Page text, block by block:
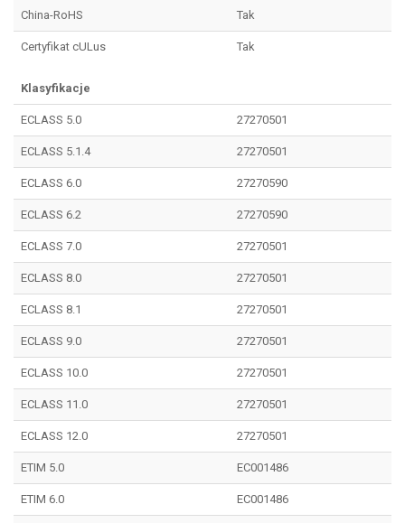
China-RoHS Tak
Certyfikat cULus Tak
Klasyfikacje
ECLASS 5.0 27270501
ECLASS 5.1.4 27270501
ECLASS 6.0 27270590
ECLASS 6.2 27270590
ECLASS 7.0 27270501
ECLASS 8.0 27270501
ECLASS 8.1 27270501
ECLASS 9.0 27270501
ECLASS 10.0 27270501
ECLASS 11.0 27270501
ECLASS 12.0 27270501
ETIM 5.0 EC001486
ETIM 6.0 EC001486